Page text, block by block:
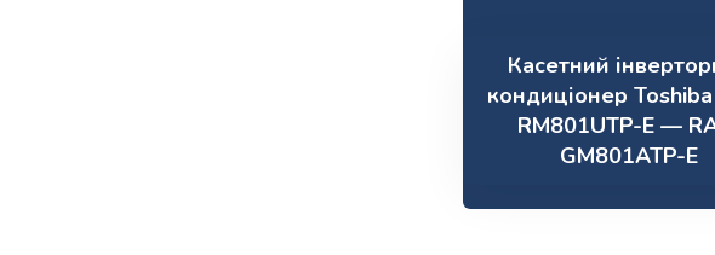
Касетний
кондиціонер
RM801UTP-E —
GM801ATP-E